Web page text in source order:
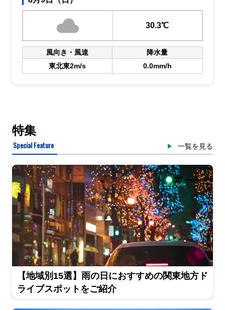
30.3℃
風向き・風速
降水量
東北東2m/s
0.0mm/h
特集
Special Feature 一覧を見る
【地域別15選】雨の日におすすめの関東地方ド
ライブスポットをご紹介